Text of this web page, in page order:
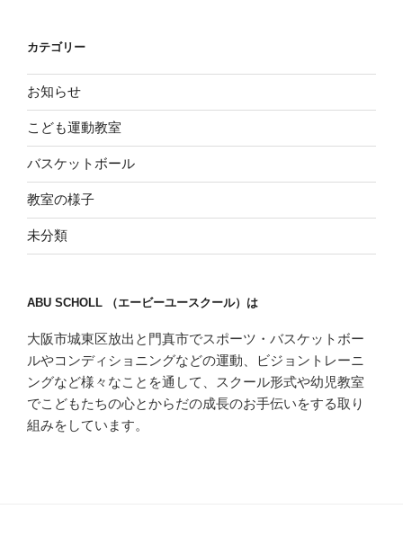
カテゴリー
お知らせ
こども運動教室
バスケットボール
教室の様子
未分類
ABU SCHOLL （エービーユースクール）は
大阪市城東区放出と門真市でスポーツ・バスケットボー
ルやコンディショニングなどの運動、ビジョントレーニ
ングなど様々なことを通して、スクール形式や幼児教室
でこどもたちの心とからだの成長のお手伝いをする取り
組みをしています。